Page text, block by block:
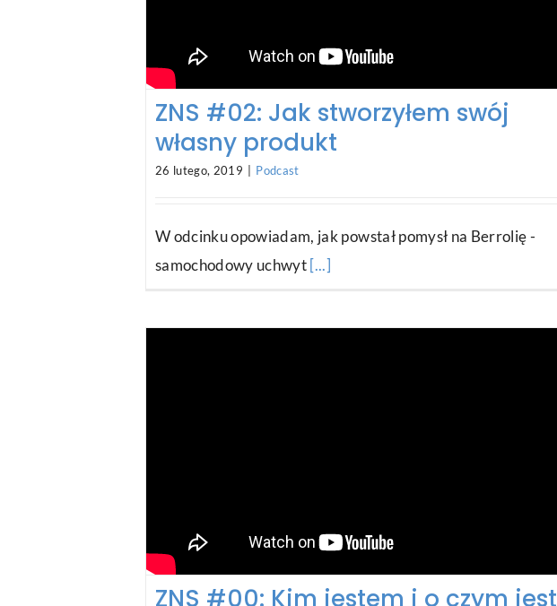
ZNS #02: Jak stworzyłem swój
własny produkt
26 lutego, 2019 | Podcast
W odcinku opowiadam, jak powstał pomysł na Berrolię -
samochodowy uchwyt[...]
ZNS #00: Kim jestem i o czym jest